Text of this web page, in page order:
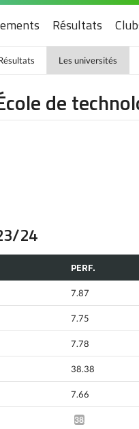
Résultats
Les universités
de
24
PERF.
7.87
7.75
7.78
38.38
7.66
38.74*